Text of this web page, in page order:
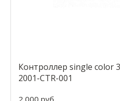
Контроллер single color
2001-CTR-001